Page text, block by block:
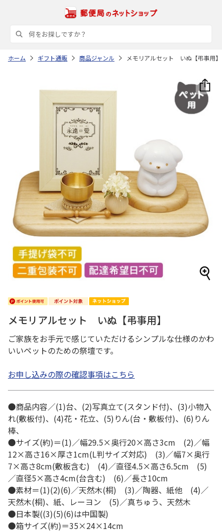
ホーム ギフト通販 商品ジャンル メモリアルセット いぬ【弔事用】
メモリアルセット いぬ【弔事用】
ご家族をお手元で感じていただけるシンプルな仕様のかわ
いいペットのための祭壇です。
お申し込みの際の確認事項はこちら
●商品内容／(1)台、(2)写真立て(スタンド付)、(3)小物入
れ(敷板付)、(4)花・花立、(5)りん(台・敷板付)、(6)りん
棒、
●サイズ(約)＝(1)／幅29.5×奥行20×高さ3cm (2)／幅
12×高さ16×厚さ1cm(L判サイズ対応) (3)／幅7×奥行
7×高さ8cm(敷板含む) (4)／直径4.5×高さ6.5cm (5)
／直径5×高さ4cm(台含む) (6)／長さ10cm
●素材＝(1)(2)(6)／天然木(桐) (3)／陶器、紙他 (4)／
天然木(桐)、紙、レーヨン (5)／真ちゅう、天然木
●日本製((3)(5)(6)は中国製)
●箱サイズ(約)＝35×24×14cm